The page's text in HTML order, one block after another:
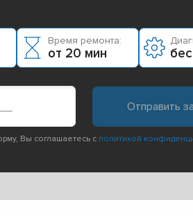
Время ремонта:
от 20 мин
Вы соглашаетесь с политикой